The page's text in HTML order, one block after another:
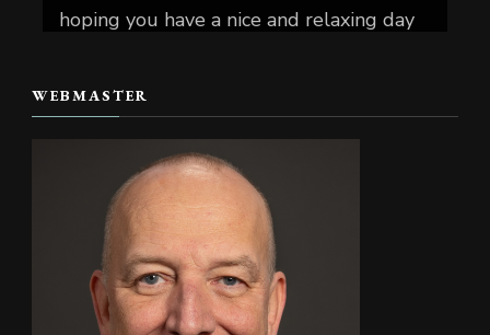
hoping you have a nice and relaxing day
📷 Christian Reiter
#skate4fun
Foto
Auf Facebook anzeigen · Teilen
WEBMASTER